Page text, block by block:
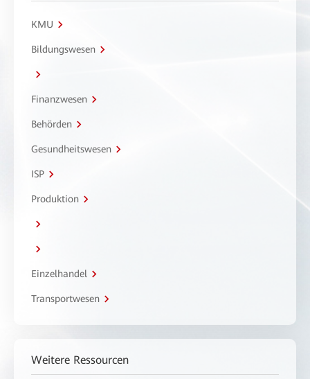
KMU
Bildungswesen
Finanzwesen
Behörden
Gesundheitswesen
ISP
Produktion
Einzelhandel
Transportwesen
Weitere Ressourcen